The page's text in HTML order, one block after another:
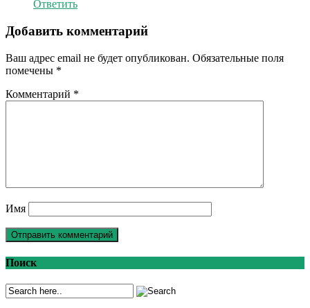
Ответить
Добавить комментарий
Ваш адрес email не будет опубликован. Обязательные поля
помечены *
Комментарий *
Имя
Поиск